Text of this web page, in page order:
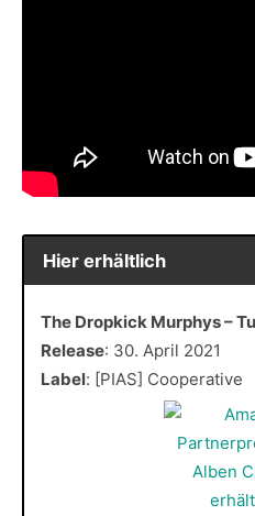
Hier erhältlich
The Dropkick Murphys –
Release: 30. April 2021
Label: [PIAS] Cooperative